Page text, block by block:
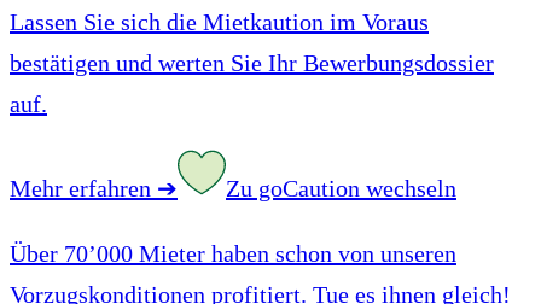
Lassen Sie sich die Mietkaution im Voraus
bestätigen und werten Sie Ihr Bewerbungsdossier
auf.
Mehr erfahren ➔ Zu goCaution wechseln
Über 70’000 Mieter haben schon von unseren
Vorzugskonditionen profitiert. Tue es ihnen gleich!